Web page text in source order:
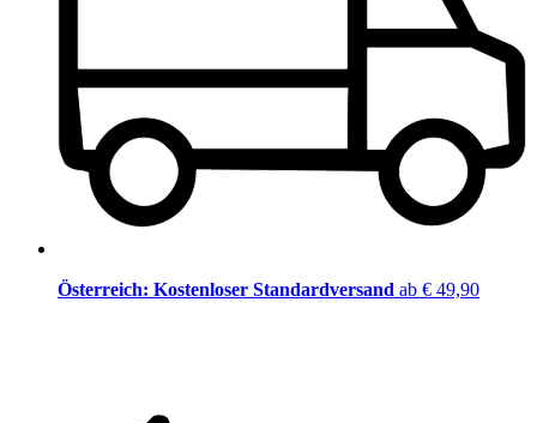
Österreich: Kostenloser Standardversand ab € 49,90